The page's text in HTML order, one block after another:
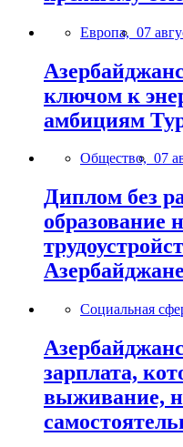
Европа, 07
ключом к
амбициям
Общество, 07
Диплом без
образование
Азербайджане
Социальная
зарплата,
выживание,